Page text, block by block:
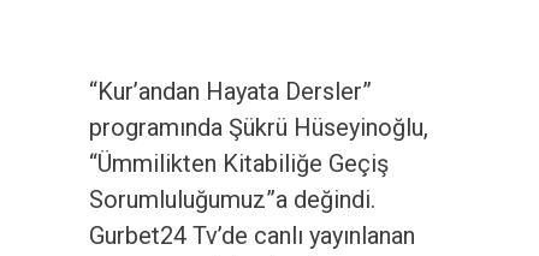
“Kur’andan Hayata Dersler”
programında Şükrü Hüseyinoğlu,
“Ümmilikten Kitabiliğe Geçiş
Sorumluluğumuz”a değindi.
Gurbet24 Tv’de canlı yayınlanan